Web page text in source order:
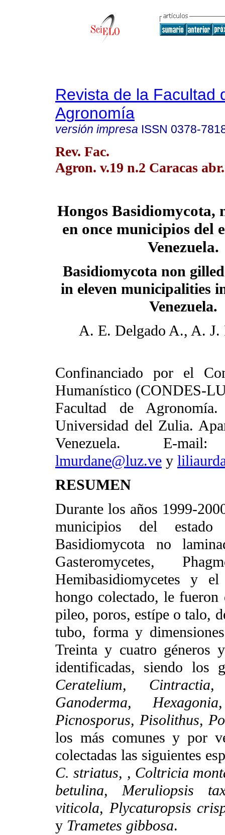
Revista de la Facultad
Agronomía
versión impresa ISSN 0378-
Rev. Fac.
Agron. v.19 n.2 Caracas
Hongos Basidiomycota,
en once municipios del
Venezuela.
Basidiomycota non
in eleven municipalities
Venezuela.
A. E. Delgado A., A.
Confinanciado por el
Humanístico (CONDES-
Facultad de
Universidad del Zulia.
Venezuela. E-
lmurdane@luz.ve y
RESUMEN
Durante los años 1999-
municipios del
Basidiomycota no
Gasteromycetes,
Hemibasidiomycetes y
hongo colectado, le fueron
pileo, poros, estípe o talo,
tubo, forma y
Treinta y cuatro géneros
identificadas, siendo los
Ceratelium,
Ganoderma,
Picnosporus, Pisolithus,
los más comunes y por
colectadas las siguientes
C. striatus, , Coltricia
betulina, Meruliopsis
viticola, Plycaturopsis
y Trametes gibbosa.